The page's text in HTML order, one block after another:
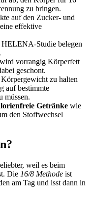
zu bringen.
auf den Zucker- und
effektive
HELENA-Studie belegen
vorrangig Körperfett
geschont.
zu halten
auf bestimmte
müssen.
Getränke wie
den Stoffwechsel
weil es beim
Die 16/8 Methode ist
am Tag und isst dann in